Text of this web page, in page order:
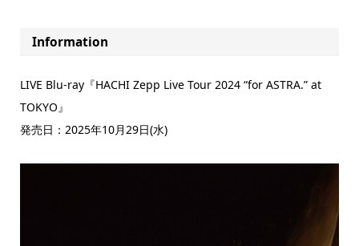
Information
LIVE Blu-ray『HACHI Zepp Live Tour 2024 “for ASTRA.” at
TOKYO』
発売日：2025年10月29日(水)